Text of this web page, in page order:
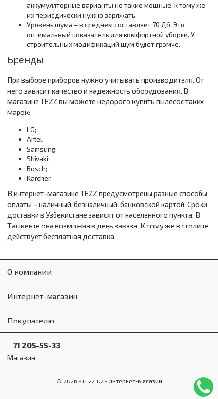
аккумуляторные варианты не такие мощные, к тому же
их периодически нужно заряжать.
Уровень шума – в среднем составляет 70 Дб. Это
оптимальный показатель для комфортной уборки. У
строительных модификаций шум будет громче.
Бренды
При выборе приборов нужно учитывать производителя. От
него зависит качество и надежность оборудования. В
магазине TEZZ вы можете недорого купить пылесос таких
марок:
LG;
Artel;
Samsung;
Shivaki;
Bosch;
Karcher.
В интернет-магазине TEZZ предусмотрены разные способы
оплаты – наличный, безналичный, банковской картой. Сроки
доставки в Узбекистане зависят от населенного пункта. В
Ташкенте она возможна в день заказа. К тому же в столице
действует бесплатная доставка.
О компании
Интернет-магазин
Покупателю
71 205-55-33
Магазин
© 2026 «TEZZ.UZ» Интернет-Магазин